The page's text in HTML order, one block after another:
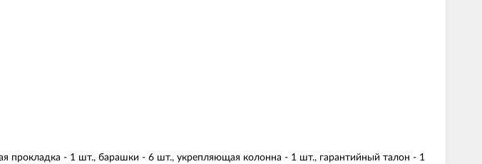
прокладка - 1 шт., барашки - 6 шт., укрепляющая колонна - 1 шт., гарантийный талон - 1